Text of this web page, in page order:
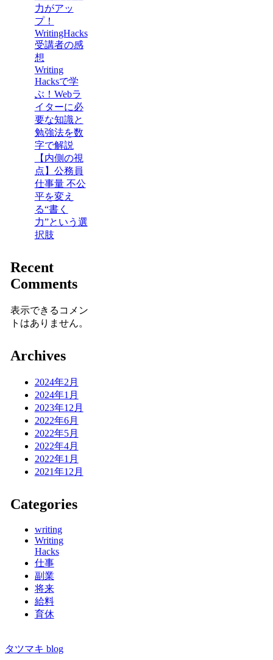
力がアッ
プ！
WritingHacks
受講者の感
想
Writing
Hacksで学
ぶ！Webラ
イターに必
要な知識と
勉強法を数
字で解説
【内側の視
点】公務員
仕事量 不公
平を変え
る“書く
力”という選
択肢
Recent
Comments
表示できるコメン
トはありません。
Archives
2024年2月
2024年1月
2023年12月
2022年6月
2022年5月
2022年4月
2022年1月
2021年12月
Categories
writing
Writing
Hacks
仕事
副業
将来
給料
育休
タツマキ blog